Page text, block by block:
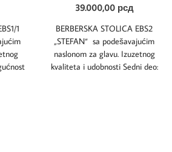
1
39.000,00 рсд
BERBERSKA STOLICA EBS2
„STEFAN“ sa podešavajućim
naslonom za glavu. Izuzetnog
kvaliteta i udobnosti Sedni deo: